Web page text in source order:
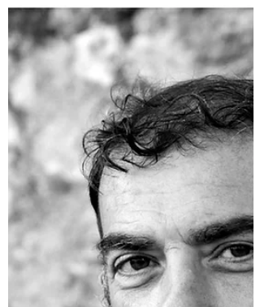
2021
Si terrà a Roma, da mercoledì 17 a domenica 20
novembre, Destini Incrociati, rassegna nazionale di
teatro in carcere, con la direzione art..